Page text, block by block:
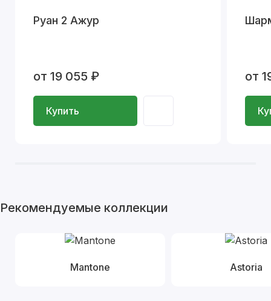
Руан 2 Ажур
от 19 055 ₽
Купить
от
Рекомендуемые коллекции
Mantone Astoria